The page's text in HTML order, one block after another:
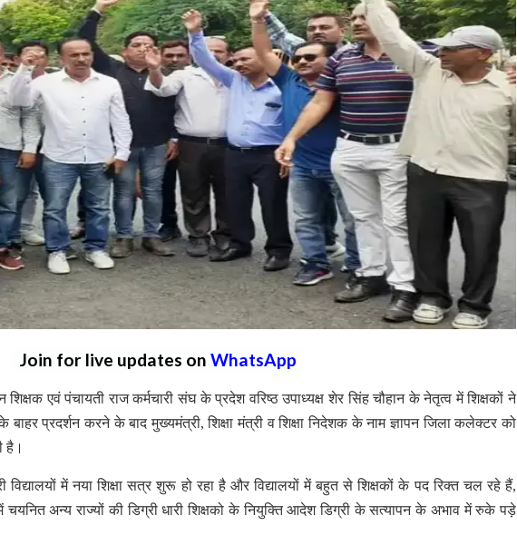
Join for live updates on WhatsApp
एवं पंचायती राज कर्मचारी संघ के प्रदेश वरिष्ठ उपाध्यक्ष शेर सिंह चौहान के नेतृत्व में शिक्षकों ने
बाहर प्रदर्शन करने के बाद मुख्यमंत्री, शिक्षा मंत्री व शिक्षा निदेशक के नाम ज्ञापन जिला कलेक्टर को
है।
में नया शिक्षा सत्र शुरू हो रहा है और विद्यालयों में बहुत से शिक्षकों के पद रिक्त चल रहे हैं,
चयनित अन्य राज्यों की डिग्री धारी शिक्षको के नियुक्ति आदेश डिग्री के सत्यापन के अभाव में रुके पड़े